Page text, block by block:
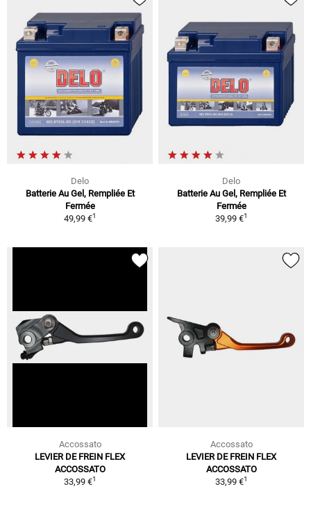
Delo
Batterie Au Gel, Rempliée Et
Fermée
49,99 €1
Delo
Batterie Au Gel, Rempliée Et
Fermée
39,99 €1
Accossato
LEVIER DE FREIN FLEX
ACCOSSATO
33,99 €1
Accossato
LEVIER DE FREIN FLEX
ACCOSSATO
33,99 €1